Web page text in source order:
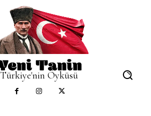
Türkiye'nin Öyküsü